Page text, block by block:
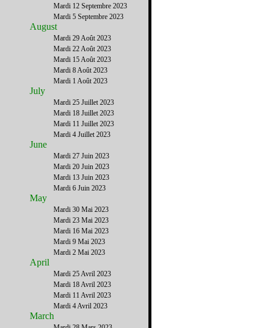
Mardi 12 Septembre 2023
Mardi 5 Septembre 2023
August
Mardi 29 Août 2023
Mardi 22 Août 2023
Mardi 15 Août 2023
Mardi 8 Août 2023
Mardi 1 Août 2023
July
Mardi 25 Juillet 2023
Mardi 18 Juillet 2023
Mardi 11 Juillet 2023
Mardi 4 Juillet 2023
June
Mardi 27 Juin 2023
Mardi 20 Juin 2023
Mardi 13 Juin 2023
Mardi 6 Juin 2023
May
Mardi 30 Mai 2023
Mardi 23 Mai 2023
Mardi 16 Mai 2023
Mardi 9 Mai 2023
Mardi 2 Mai 2023
April
Mardi 25 Avril 2023
Mardi 18 Avril 2023
Mardi 11 Avril 2023
Mardi 4 Avril 2023
March